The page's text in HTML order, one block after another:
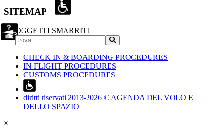
SITEMAP
OGGETTI SMARRITI
CHECK IN & BOARDING PROCEDURES
IN FLIGHT PROCEDURES
CUSTOMS PROCEDURES
diritti riservati 2013-2026 © AGENDA DEL VOLO E
DELLO SPAZIO
×